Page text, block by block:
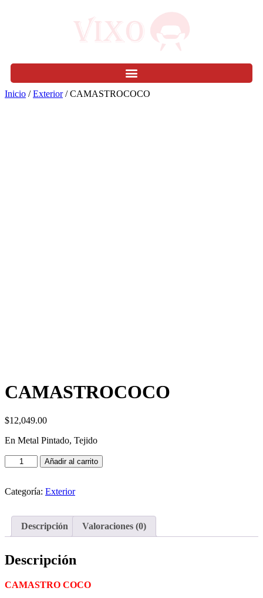
Inicio /Exterior/ CAMASTROCOCO
CAMASTROCOCO
$12,049.00
En Metal Pintado, Tejido
Añadir al carrito
Categoría: Exterior
Descripción Valoraciones (0)
Descripción
CAMASTRO COCO